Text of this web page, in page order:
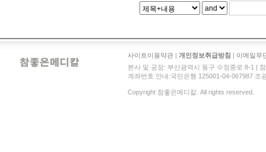
사이트이용약관 | 개인정보취급방침 | 이메일무
본사 및 공장: 부산광역시 동구 수정중로 8-1 |
계좌번호 안내:국민은행 125001-04-067987 조
Copyright 참좋은메디칼. All rights reserved.